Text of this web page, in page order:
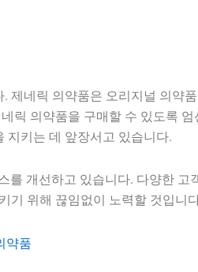
네릭 의약품은 오리지널 의약
릭 의약품을 구매할 수 있도록
지키는 데 앞장서고 있습니다.
개선하고 있습니다. 다양한
기 위해 끊임없이 노력할 것입니